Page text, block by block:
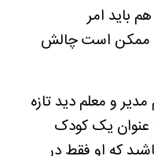
باید امر
ممکن است چالش
و معلم دید تازه
عنوان یک کودک